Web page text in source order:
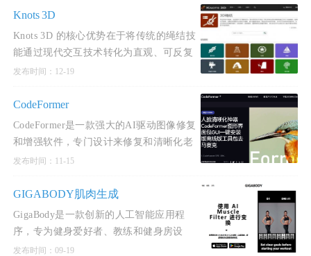
Knots 3D
Knots 3D 的核心优势在于将传统的绳结技
能通过现代交互技术转化为直观、可反复
研习的 3D 动态体验，大幅降低了复杂绳
发布时间：12-19
CodeFormer
CodeFormer是一款强大的AI驱动图像修复
和增强软件，专门设计来修复和清晰化老
旧照片。
发布时间：11-15
GIGABODY肌肉生成
GigaBody是一款创新的人工智能应用程
序，专为健身爱好者、教练和健身房设
计。
发布时间：09-19